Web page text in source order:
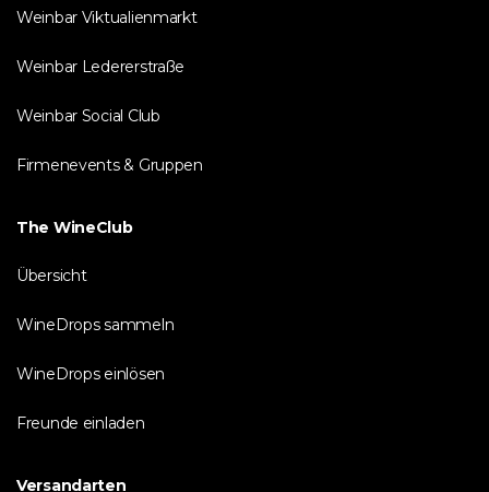
Weinbar Viktualienmarkt
Weinbar Ledererstraße
Weinbar Social Club
Firmenevents & Gruppen
The WineClub
Übersicht
WineDrops sammeln
WineDrops einlösen
Freunde einladen
Versandarten